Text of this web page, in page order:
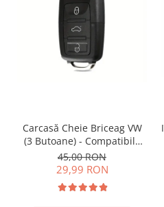
Carcasă Cheie Briceag VW
(3 Butoane) - Compatibilă
Golf 5, Jetta, Touran etc
45,00 RON
29,99 RON